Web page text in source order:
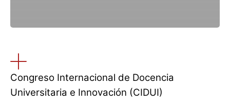
Congreso Internacional de Docencia
Universitaria e Innovación (CIDUI)